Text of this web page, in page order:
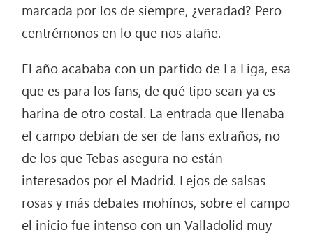
marcada por los de siempre, ¿veradad? Pero
centrémonos en lo que nos atañe.
El año acababa con un partido de La Liga, esa
que es para los fans, de qué tipo sean ya es
harina de otro costal. La entrada que llenaba
el campo debían de ser de fans extraños, no
de los que Tebas asegura no están
interesados por el Madrid. Lejos de salsas
rosas y más debates mohínos, sobre el campo
el inicio fue intenso con un Valladolid muy